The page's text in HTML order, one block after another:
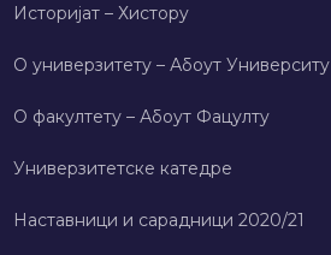
Историјат – Хисторy
О универзитету – Абоут Университy
О факултету – Абоут Фацултy
Универзитетске катедре
Наставници и сарадници 2020/21